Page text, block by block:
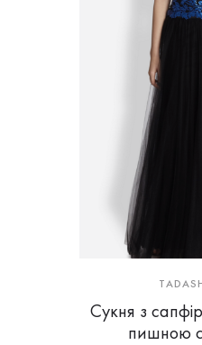
Сукня з
пишною